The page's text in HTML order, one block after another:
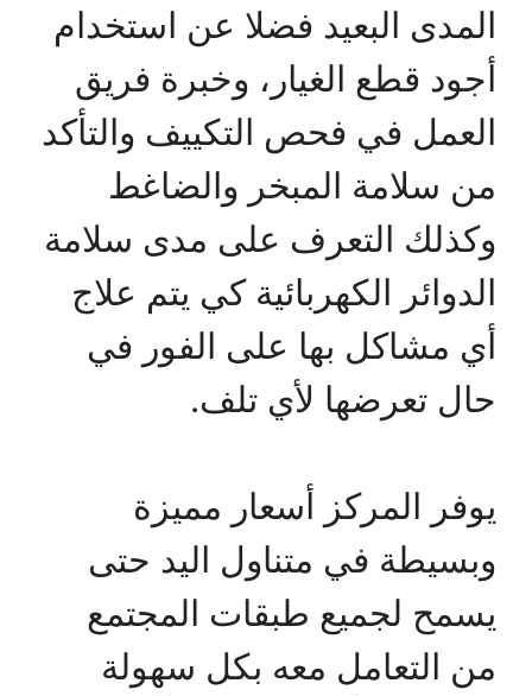
المدى البعيد فضلا عن استخدام
أجود قطع الغيار، وخبرة فريق
العمل في فحص التكييف والتأكد
من سلامة المبخر والضاغط
وكذلك التعرف على مدى سلامة
الدوائر الكهربائية كي يتم علاج
أي مشاكل بها على الفور في
حال تعرضها لأي تلف.
يوفر المركز أسعار مميزة
وبسيطة في متناول اليد حتى
يسمح لجميع طبقات المجتمع
من التعامل معه بكل سهولة